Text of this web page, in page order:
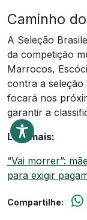
Caminho
A Seleção
da competição
Marrocos,
contra a seleção
focará nos
garantir a
Leia mais:
“Vai morrer”:
para exigir
Compartilhe: